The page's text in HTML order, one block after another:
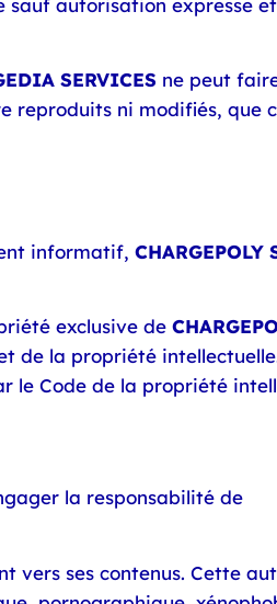
autorisation expresse
SERVICES ne peut
reproduits ni modifiés, que
informatif, CHARGEPOLY
exclusive de
de la propriété
le Code de la propriété
la responsabilité de
vers ses contenus. Cette